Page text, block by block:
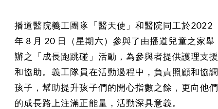
播道醫院義工團隊「醫天使」和醫院同工於2022
年 8 月 20 日（星期六）參與了由播道兒童之家舉
辦之「成長跑跳碰」活動，為參與者提供護理支
和協助。義工隊員在活動過程中，負責照顧和協
孩子，幫助提升孩子們的開心指數之餘，更向他
的成長路上注滿正能量，活動深具意義。